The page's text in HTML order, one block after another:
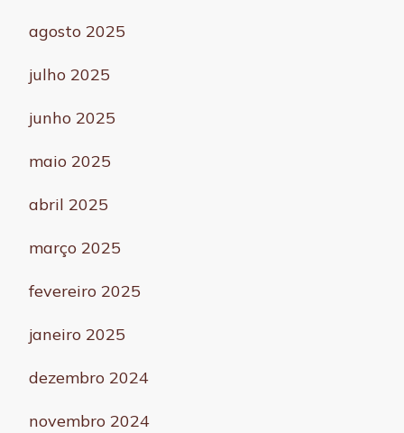
agosto 2025
julho 2025
junho 2025
maio 2025
abril 2025
março 2025
fevereiro 2025
janeiro 2025
dezembro 2024
novembro 2024